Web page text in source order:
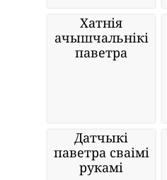
Хатнія
ачышчальнікі
паветра
Датчыкі
паветра сваімі
рукамі